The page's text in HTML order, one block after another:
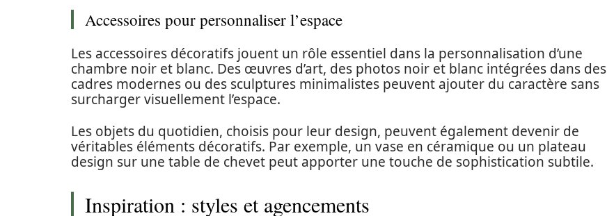
Accessoires pour personnaliser l’espace
Les accessoires décoratifs jouent un rôle essentiel dans la personnalisation d’une
chambre noir et blanc. Des œuvres d’art, des photos noir et blanc intégrées dans des
cadres modernes ou des sculptures minimalistes peuvent ajouter du caractère sans
surcharger visuellement l’espace.
Les objets du quotidien, choisis pour leur design, peuvent également devenir de
véritables éléments décoratifs. Par exemple, un vase en céramique ou un plateau
design sur une table de chevet peut apporter une touche de sophistication subtile.
Inspiration : styles et agencements